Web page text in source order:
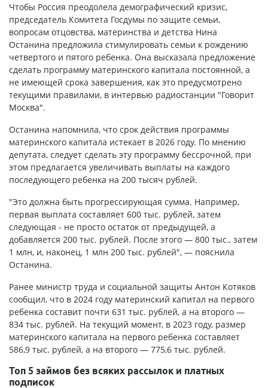
Чтобы Россия преодолела демографический кризис,
председатель Комитета Госдумы по защите семьи,
вопросам отцовства, материнства и детства Нина
Останина предложила стимулировать семьи к рождению
четвертого и пятого ребенка. Она высказала предложение
сделать программу материнского капитала постоянной, а
не имеющей срока завершения, как это предусмотрено
текущими правилами, в интервью радиостанции "Говорит
Москва".
Останина напомнила, что срок действия программы
материнского капитала истекает в 2026 году. По мнению
депутата, следует сделать эту программу бессрочной, при
этом предлагается увеличивать выплаты на каждого
последующего ребенка на 200 тысяч рублей.
"Это должна быть прогрессирующая сумма. Например,
первая выплата составляет 600 тыс. рублей, затем
следующая - не просто остаток от предыдущей, а
добавляется 200 тыс. рублей. После этого — 800 тыс., затем
1 млн, и, наконец, 1 млн 200 тыс. рублей", — пояснила
Останина.
Ранее министр труда и социальной защиты Антон Котяков
сообщил, что в 2024 году материнский капитал на первого
ребенка составит почти 631 тыс. рублей, а на второго —
834 тыс. рублей. На текущий момент, в 2023 году, размер
материнского капитала на первого ребенка составляет
586,9 тыс. рублей, а на второго — 775,6 тыс. рублей.
Топ 5 займов без всяких рассылок и платных
подписок